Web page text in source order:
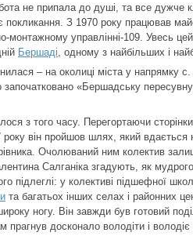
не припала до душі, та все дужче
покликання. З 1970 року працював
монтажному управлінні-109. Увесь
Бершаді , одному з найбільших і
– на околиці міста у напрямку с.
започатковано «Бершадську
з того часу. Перегортаючи
він пройшов шлях, який вдається
Очолюваний ним колектив
Салганіка згадують, як
підлеглі: у колективі підшефної
та багатьох інших селах і районних
ногу. Він завжди був готовий
досконало володіти і